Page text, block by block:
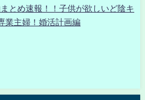
とめ速報！！子供が欲しいど陰キ
業主婦！婚活計画編